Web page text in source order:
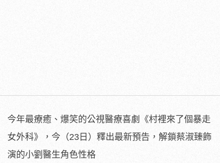
今年最療癒、爆笑的公視醫療喜劇《村裡來了個暴走
女外科》，今（23日）釋出最新預告，解鎖蔡淑臻飾
演的小劉醫生角色性格